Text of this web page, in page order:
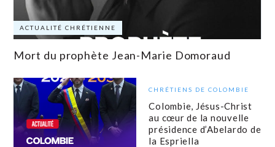
ACTUALITÉ CHRÉTIENNE
Mort du prophète Jean-Marie Domoraud
CHRÉTIENS DE COLOMBIE
Colombie, Jésus-Christ
au cœur de la nouvelle
présidence d’Abelardo de
la Espriella